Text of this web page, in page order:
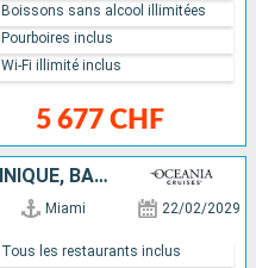
5 677 CHF
Boissons sans alcool illimitées
Pourboires inclus
Wi-Fi illimité inclus
ANTIGUA-ET-BARBUDA, DOMINIQUE, BARBADE, SAINTE-LUCIE, GUADELOUPE, SAINT VINCENT-ET-LES-GRENADINES, ÉTATS-UNIS
Miami 22/02/2029
Tous les restaurants inclus